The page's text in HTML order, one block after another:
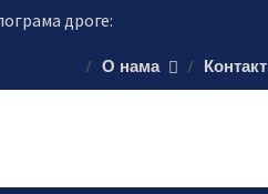
дроге:
О нама Контакт